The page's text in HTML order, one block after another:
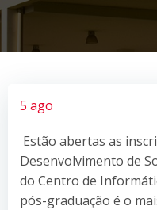
5 ago
Estão abertas as
Desenvolvimento de
do Centro de
pós-graduação é o